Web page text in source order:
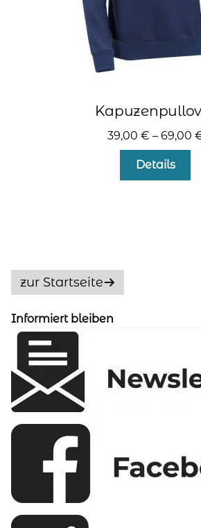
39,00 € – 69,00
Details
zur Startseite
Informiert bleiben